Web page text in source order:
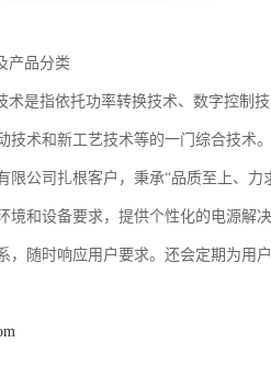
产品分类
术是指依托功率转换技术、数字控制
技术和新工艺技术等的一门综合技术。
限公司扎根客户，秉承“品质至上、
境和设备要求，提供个性化的电源解
，随时响应用户要求。还会定期为用